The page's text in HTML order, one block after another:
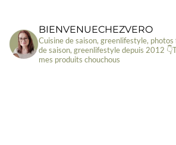
BIENVENUECHEZVERO
Cuisine de saison, greenlifestyle, photos
de saison, greenlifestyle depuis 2012
mes produits chouchous